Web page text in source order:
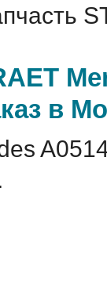
в